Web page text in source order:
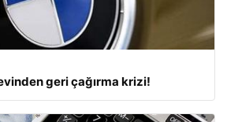
geri çağırma krizi!